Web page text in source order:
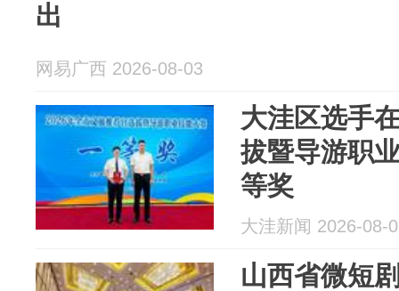
出
网易广西 2026-08-03
大洼区选手
拔暨导游职
等奖
大洼新闻 2026-08-
山西省微短